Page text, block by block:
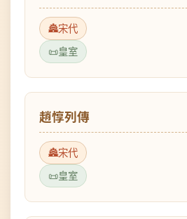
皇室
趙惇列傳
宋代
皇室
趙擴列傳